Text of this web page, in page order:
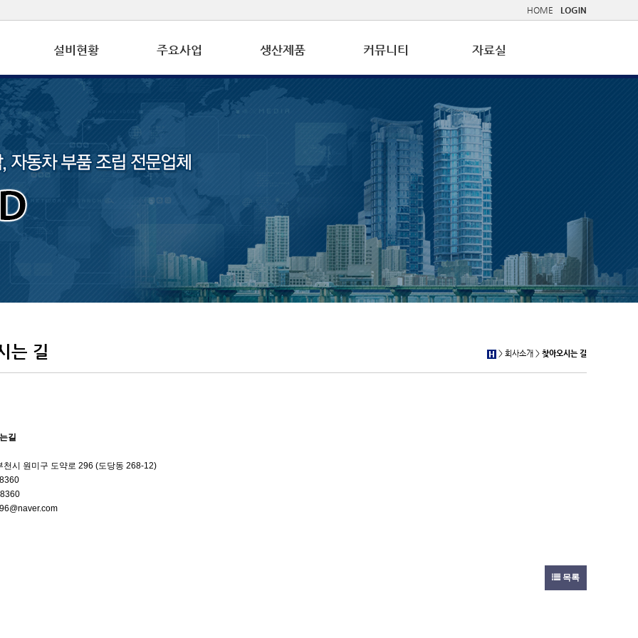
LOGIN
HOME
설비현황 주요사업 생산제품 커뮤니티 자료실
는 길 > 회사소개 > 찾아오시는 길
길
시 원미구 도약로 296 (도당동 268-12)
목록